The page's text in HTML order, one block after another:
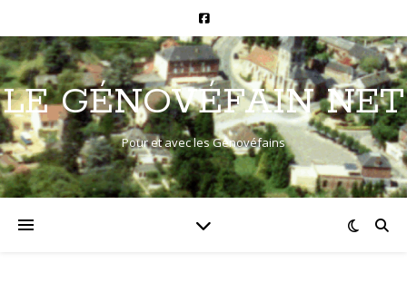
LE GÉNOVÉFAIN NET
Pour et avec les Génovéfains